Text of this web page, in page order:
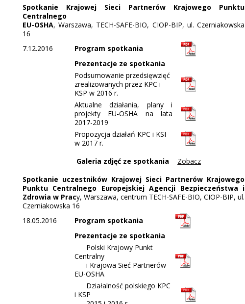
Spotkanie Krajowej Sieci Partnerów Krajowego Punktu
Centralnego
EU-OSHA, Warszawa, TECH-SAFE-BIO, CIOP-BIP, ul. Czerniakowska
16
7.12.2016
Program spotkania
Prezentacje ze spotkania
Podsumowanie przedsięwzięć
zrealizowanych przez KPC i
KSP w 2016 r.
Aktualne działania, plany i
projekty EU-OSHA na lata
2017-2019
Propozycja działań KPC i KSI
w 2017 r.
Galeria zdjęć ze spotkania
Zobacz
Spotkanie uczestników Krajowej Sieci Partnerów Krajowego
Punktu Centralnego Europejskiej Agencji Bezpieczeństwa i
Zdrowia w Pracy, Warszawa, centrum TECH-SAFE-BIO, CIOP-BIP, ul.
Czerniakowska 16
18.05.2016
Program spotkania
Prezentacje ze spotkania
Centralny
EU-OSHA
Działalność polskiego KPC
i KSP